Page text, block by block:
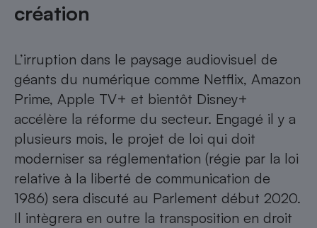
création
L’irruption dans le paysage audiovisuel de
géants du numérique comme Netflix, Amazon
Prime, Apple TV+ et bientôt Disney+
accélère la réforme du secteur. Engagé il y a
plusieurs mois, le projet de loi qui doit
moderniser sa réglementation (régie par la loi
relative à la liberté de communication de
1986) sera discuté au Parlement début 2020.
Il intègrera en outre la transposition en droit